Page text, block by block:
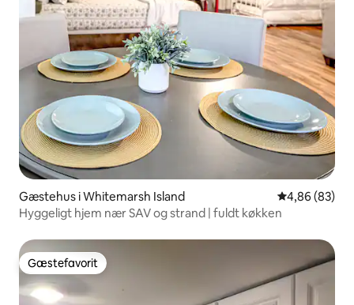
Gæstehus i Whitemarsh Island 4,86 ud af 5 i
4,86 (83)
Hyggeligt hjem nær SAV og strand | fuldt køkken
Gæstefavorit
Gæstefavorit